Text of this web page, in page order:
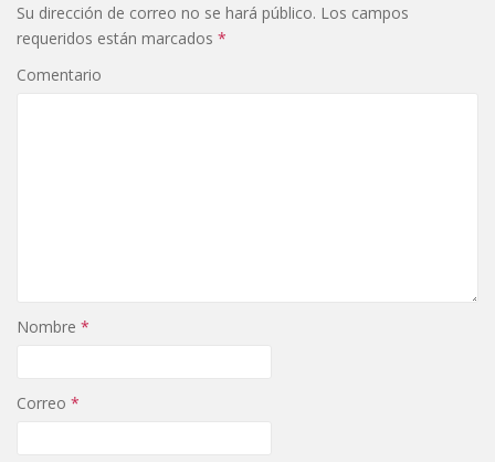
Su dirección de correo no se hará público. Los campos
requeridos están marcados *
Comentario
Nombre *
Correo *